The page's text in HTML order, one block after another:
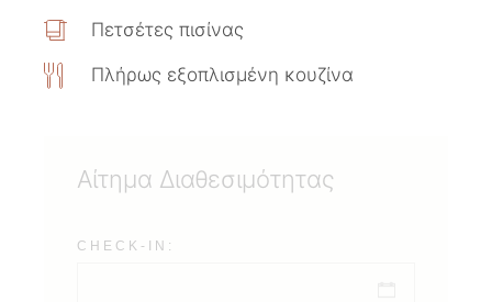
Πετσέτες πισίνας
Πλήρως εξοπλισμένη κουζίνα
Αίτημα Διαθεσιμότητας
CHECK-IN: